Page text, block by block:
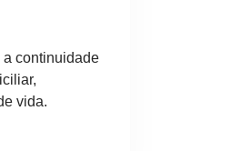
a continuidade
vida.